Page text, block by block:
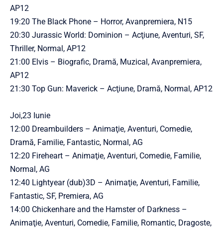
AP12
19:20 The Black Phone – Horror, Avanpremiera, N15
20:30 Jurassic World: Dominion – Acţiune, Aventuri, SF,
Thriller, Normal, AP12
21:00 Elvis – Biografic, Dramă, Muzical, Avanpremiera,
AP12
21:30 Top Gun: Maverick – Acţiune, Dramă, Normal, AP12
Joi,23 Iunie
12:00 Dreambuilders – Animaţie, Aventuri, Comedie,
Dramă, Familie, Fantastic, Normal, AG
12:20 Fireheart – Animaţie, Aventuri, Comedie, Familie,
Normal, AG
12:40 Lightyear (dub)3D – Animaţie, Aventuri, Familie,
Fantastic, SF, Premiera, AG
14:00 Chickenhare and the Hamster of Darkness –
Animaţie, Aventuri, Comedie, Familie, Romantic, Dragoste,